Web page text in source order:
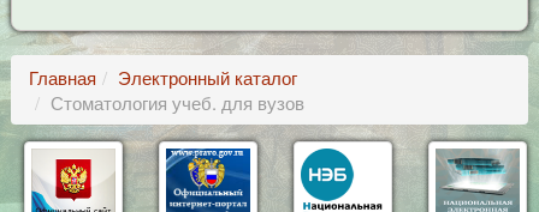
Главная
Электронный каталог
Стоматология учеб. для вузов